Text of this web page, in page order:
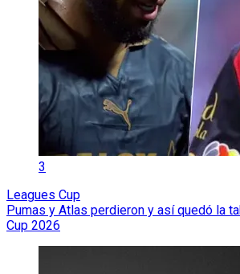
3
Leagues Cup
Pumas y Atlas perdieron y así quedó la
Cup 2026